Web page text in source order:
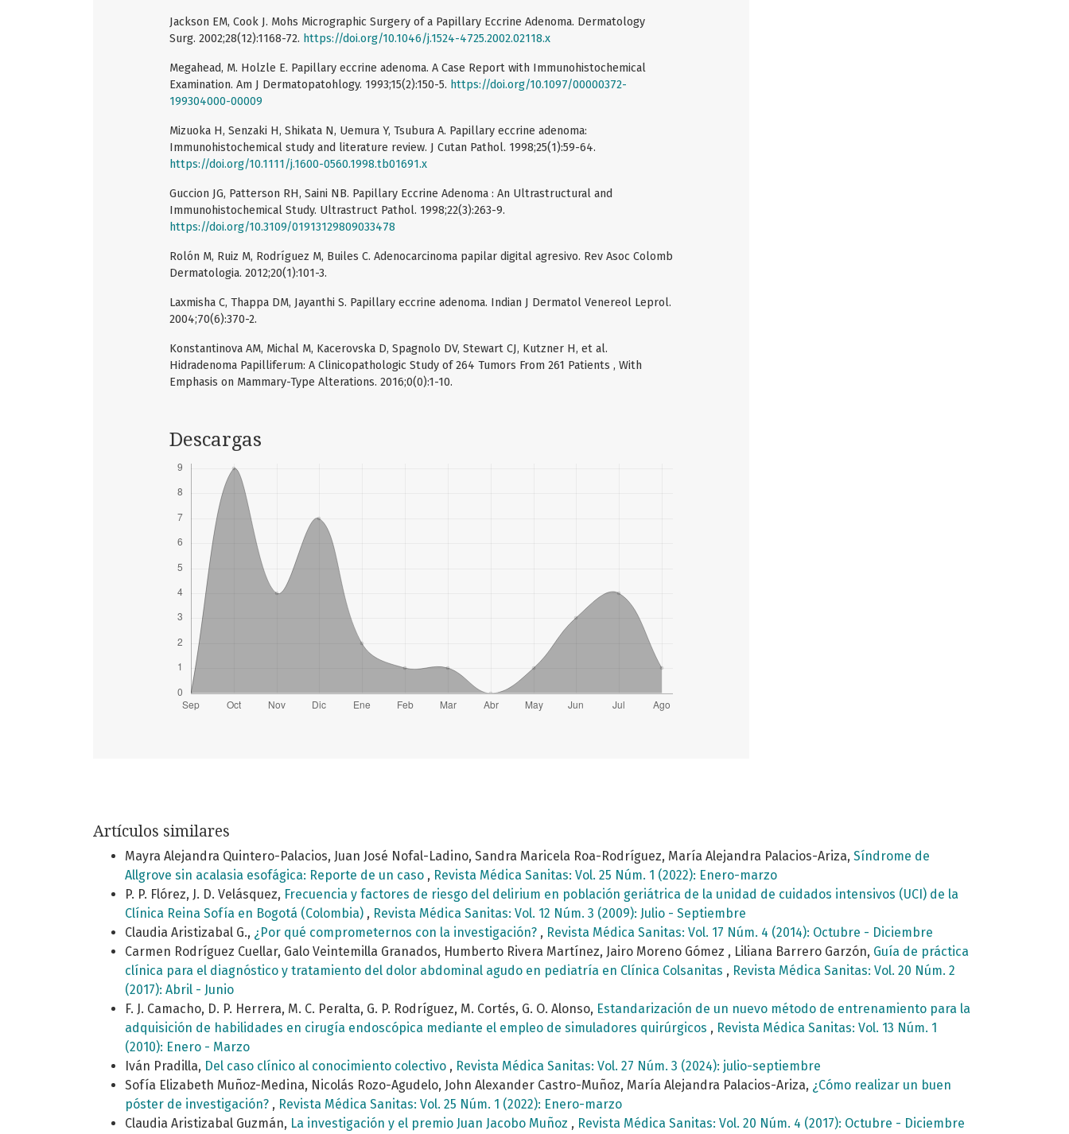
Jackson EM, Cook J. Mohs Micrographic Surgery of a Papillary Eccrine Adenoma. Dermatology
Surg. 2002;28(12):1168-72. https://doi.org/10.1046/j.1524-4725.2002.02118.x
Megahead, M. Holzle E. Papillary eccrine adenoma. A Case Report with Immunohistochemical
Examination. Am J Dermatopatohlogy. 1993;15(2):150-5. https://doi.org/10.1097/00000372-
199304000-00009
Mizuoka H, Senzaki H, Shikata N, Uemura Y, Tsubura A. Papillary eccrine adenoma:
Immunohistochemical study and literature review. J Cutan Pathol. 1998;25(1):59-64.
https://doi.org/10.1111/j.1600-0560.1998.tb01691.x
Guccion JG, Patterson RH, Saini NB. Papillary Eccrine Adenoma : An Ultrastructural and
Immunohistochemical Study. Ultrastruct Pathol. 1998;22(3):263-9.
https://doi.org/10.3109/01913129809033478
Rolón M, Ruiz M, Rodríguez M, Builes C. Adenocarcinoma papilar digital agresivo. Rev Asoc Colomb
Dermatologia. 2012;20(1):101-3.
Laxmisha C, Thappa DM, Jayanthi S. Papillary eccrine adenoma. Indian J Dermatol Venereol Leprol.
2004;70(6):370-2.
Konstantinova AM, Michal M, Kacerovska D, Spagnolo DV, Stewart CJ, Kutzner H, et al.
Hidradenoma Papilliferum: A Clinicopathologic Study of 264 Tumors From 261 Patients , With
Emphasis on Mammary-Type Alterations. 2016;0(0):1-10.
Descargas
Artículos similares
Mayra Alejandra Quintero-Palacios, Juan José Nofal-Ladino, Sandra Maricela Roa-Rodríguez, María Alejandra Palacios-Ariza, Síndrome de
Allgrove sin acalasia esofágica: Reporte de un caso , Revista Médica Sanitas: Vol. 25 Núm. 1 (2022): Enero-marzo
P. P. Flórez, J. D. Velásquez, Frecuencia y factores de riesgo del delirium en población geriátrica de la unidad de cuidados intensivos (UCI) de la
Clínica Reina Sofía en Bogotá (Colombia) , Revista Médica Sanitas: Vol. 12 Núm. 3 (2009): Julio - Septiembre
Claudia Aristizabal G., ¿Por qué comprometernos con la investigación? , Revista Médica Sanitas: Vol. 17 Núm. 4 (2014): Octubre - Diciembre
Carmen Rodríguez Cuellar, Galo Veintemilla Granados, Humberto Rivera Martínez, Jairo Moreno Gómez , Liliana Barrero Garzón, Guía de práctica
clínica para el diagnóstico y tratamiento del dolor abdominal agudo en pediatría en Clínica Colsanitas , Revista Médica Sanitas: Vol. 20 Núm. 2
(2017): Abril - Junio
F. J. Camacho, D. P. Herrera, M. C. Peralta, G. P. Rodríguez, M. Cortés, G. O. Alonso, Estandarización de un nuevo método de entrenamiento para la
adquisición de habilidades en cirugía endoscópica mediante el empleo de simuladores quirúrgicos , Revista Médica Sanitas: Vol. 13 Núm. 1
(2010): Enero - Marzo
Iván Pradilla, Del caso clínico al conocimiento colectivo , Revista Médica Sanitas: Vol. 27 Núm. 3 (2024): julio-septiembre
Sofía Elizabeth Muñoz-Medina, Nicolás Rozo-Agudelo, John Alexander Castro-Muñoz, María Alejandra Palacios-Ariza, ¿Cómo realizar un buen
póster de investigación? , Revista Médica Sanitas: Vol. 25 Núm. 1 (2022): Enero-marzo
Claudia Aristizabal Guzmán, La investigación y el premio Juan Jacobo Muñoz , Revista Médica Sanitas: Vol. 20 Núm. 4 (2017): Octubre - Diciembre